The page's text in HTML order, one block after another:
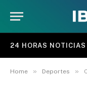
24 HORAS NOTICIAS
Home » Deportes »